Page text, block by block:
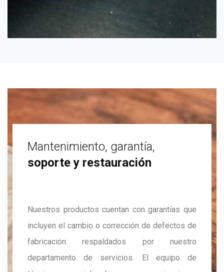
Mantenimiento, garantía,
soporte y restauración
Nuestros productos cuentan con garantías que
incluyen el cambio o corrección de defectos de
fabricación respaldados por nuestro
departamento de servicios. El equipo de